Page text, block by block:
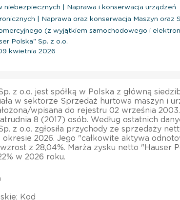
niebezpiecznych
Naprawa i konserwacja urządzeń
Naprawa oraz konserwacja Maszyn oraz
(z wyjątkiem samochodowego i
Polska" Sp. z o.o.
kwietnia 2026
z o.o. jest spółką w Polska z główną
w sektorze Sprzedaż hurtowa maszyn i
wpisana do rejestru 02 września 2003.
8 (2017) osób. Według ostatnich
z o.o. zgłosiła przychody ze sprzedaży
okresie 2026. Jego "całkowite aktywa
z 28,04%. Marża zysku netto "Hauser
w 2026 roku.
Kod